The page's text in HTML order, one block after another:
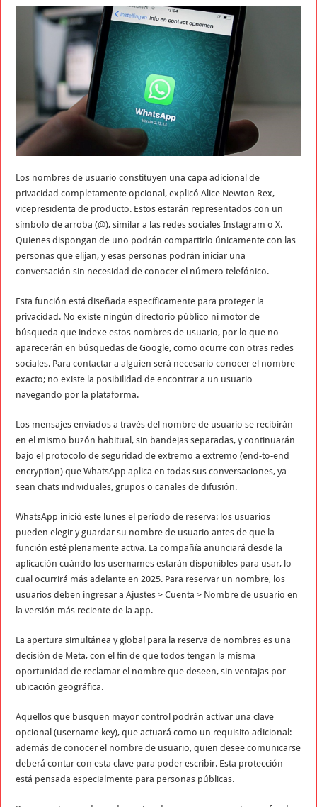
Los nombres de usuario constituyen una capa adicional de
privacidad completamente opcional, explicó Alice Newton Rex,
vicepresidenta de producto. Estos estarán representados con un
símbolo de arroba (@), similar a las redes sociales Instagram o X.
Quienes dispongan de uno podrán compartirlo únicamente con las
personas que elijan, y esas personas podrán iniciar una
conversación sin necesidad de conocer el número telefónico.
Esta función está diseñada específicamente para proteger la
privacidad. No existe ningún directorio público ni motor de
búsqueda que indexe estos nombres de usuario, por lo que no
aparecerán en búsquedas de Google, como ocurre con otras redes
sociales. Para contactar a alguien será necesario conocer el nombre
exacto; no existe la posibilidad de encontrar a un usuario
navegando por la plataforma.
Los mensajes enviados a través del nombre de usuario se recibirán
en el mismo buzón habitual, sin bandejas separadas, y continuarán
bajo el protocolo de seguridad de extremo a extremo (end-to-end
encryption) que WhatsApp aplica en todas sus conversaciones, ya
sean chats individuales, grupos o canales de difusión.
WhatsApp inició este lunes el período de reserva: los usuarios
pueden elegir y guardar su nombre de usuario antes de que la
función esté plenamente activa. La compañía anunciará desde la
aplicación cuándo los usernames estarán disponibles para usar, lo
cual ocurrirá más adelante en 2025. Para reservar un nombre, los
usuarios deben ingresar a Ajustes > Cuenta > Nombre de usuario en
la versión más reciente de la app.
La apertura simultánea y global para la reserva de nombres es una
decisión de Meta, con el fin de que todos tengan la misma
oportunidad de reclamar el nombre que deseen, sin ventajas por
ubicación geográfica.
Aquellos que busquen mayor control podrán activar una clave
opcional (username key), que actuará como un requisito adicional:
además de conocer el nombre de usuario, quien desee comunicarse
deberá contar con esta clave para poder escribir. Esta protección
está pensada especialmente para personas públicas.